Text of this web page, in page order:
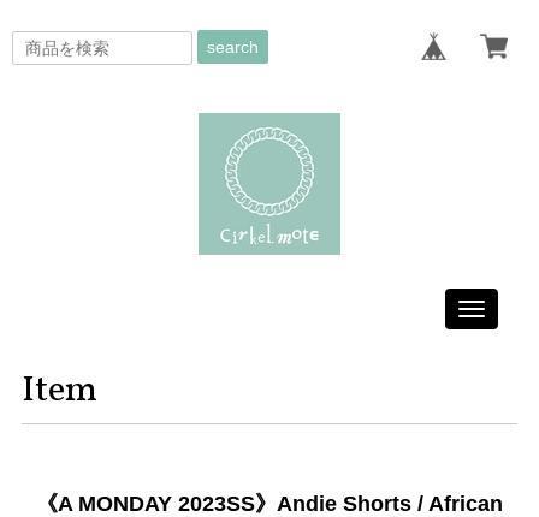
search
Toggle
Item
《A MONDAY 2023SS》Andie Shorts / African